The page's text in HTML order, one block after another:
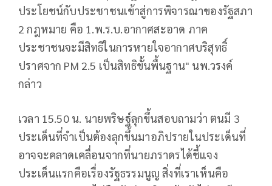
ประโยชน์กับประชาชนเข้าสู่การพิจารณาของรัฐสภา
2 กฎหมาย คือ 1.พ.ร.บ.อากาศสะอาด ภาค
ประชาชนจะมีสิทธิในการหายใจอากาศบริสุทธิ์
ปราศจาก PM 2.5 เป็นสิทธิขั้นพื้นฐาน" นพ.วรงค์
กล่าว
เวลา 15.50 น. นายพริษฐ์ลุกขึ้นสอบถามว่า ตนมี 3
ประเด็นที่จำเป็นต้องลุกขึ้นมาอภิปรายในประเด็นที่
อาจจะคลาดเคลื่อนจากที่นายภราดรได้ชี้แจง
ประเด็นแรกคือเรื่องรัฐธรรมนูญ สิ่งที่เราเห็นคือ